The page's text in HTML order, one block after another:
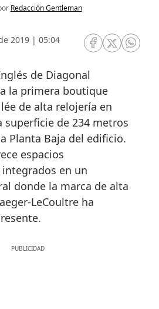
Redacción Gentleman
2019 | 05:04
RRSS Facebook
RRSSRRSS
la primera boutique
de alta relojería en
superficie de 234 metros
Planta Baja del edificio.
espacios
en un
donde la marca de alta
LeCoultre ha